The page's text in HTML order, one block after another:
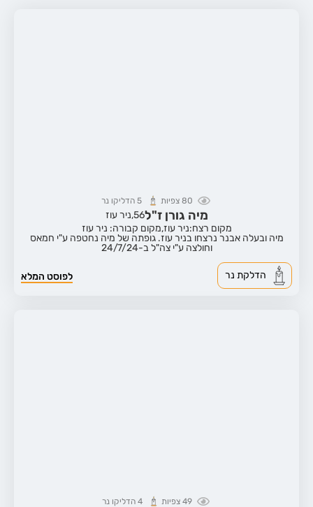
80 צפיות 5 הדליקו נר
מיה גורן ז"ל56, ניר עוז
מקום רצח:ניר עוז,מקום קבורה: ניר עוז
מיה ובעלה אבנר נרצחו בניר עוז. גופתה של מיה נחטפה ע"י חמאס
וחולצה ע"י צה"ל ב-24/7/24
לפוסט המלא הדלקת נר
49 צפיות 4 הדליקו נר